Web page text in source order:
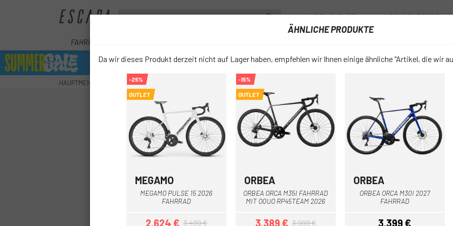
KUNDENDIENST
FAHRRÄDER
HAUPTMENU FAHRRÄDER MEGAMO PULSE 05 2026 FAHRRAD
favorite_borderMEGAMO
FAHRRAD
Blauweiß Blau
ÄHNLICHE PRODUKTE
Da wir dieses Produkt derzeit nicht auf Lager haben, empfehlen wir Ihnen einige ähnliche "Artikel, die wir
BlauWeiß
-25%
OUTLET
MEGAMO
MEGAMO PULSE 15 2026
FAHRRAD
2.624 € 3.499 €
Blau
-15%
OUTLET
ORBEA
ORBEA ORCA M35I FAHRRAD
MIT OQUO RP45TEAM 2026
3.389 € 3.999 €
Blau Schwarz
ORBEA
ORBEA ORCA M30I 2027
FAHRRAD
3.399 €